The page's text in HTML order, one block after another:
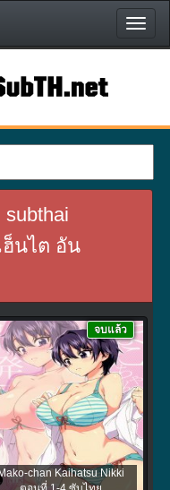
หน้า
แรก
ฮ็นไต อัน
chan Kaihatsu Nikki
จบแล้ว